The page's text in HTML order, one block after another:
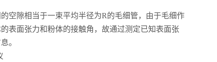
空隙相当于一束平均半径为R的毛细管，由于毛细作
表面张力和粉体的接触角，故通过测定已知表面张
。